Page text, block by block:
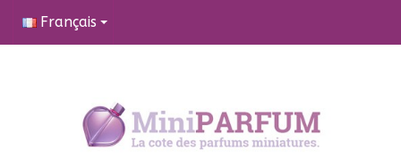
Français